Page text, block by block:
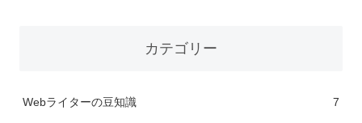
カテゴリー
Webライターの豆知識 7